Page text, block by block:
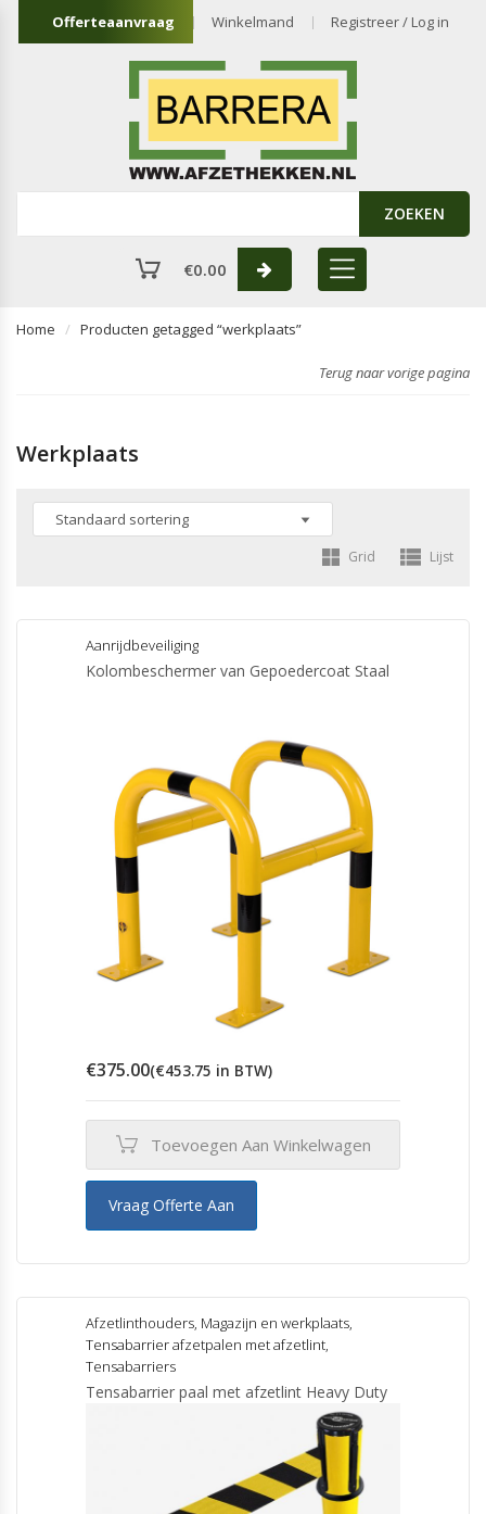
Offerteaanvraag Winkelmand Registreer / Log in
ZOEKEN
€0.00
Home Producten getagged “werkplaats”
Terug naar vorige pagina
Werkplaats
Grid Lijst
Aanrijdbeveiliging
Kolombeschermer van Gepoedercoat Staal
€375.00(€453.75 in BTW)
Toevoegen Aan Winkelwagen
Vraag Offerte Aan
Afzetlinthouders, Magazijn en werkplaats,
Tensabarrier afzetpalen met afzetlint,
Tensabarriers
Tensabarrier paal met afzetlint Heavy Duty